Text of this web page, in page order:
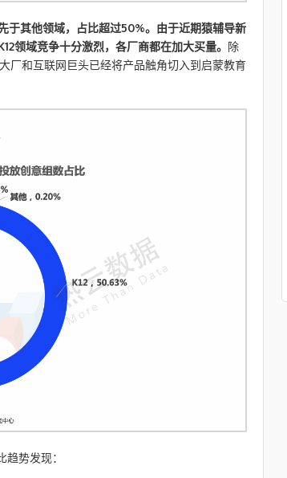
于其他领域，占比超过50%。由于近期猿辅导新
领域竞争十分激烈，各厂商都在加大买量。 除
厂和互联网巨头已经将产品触角切入到启蒙教育
势发现：